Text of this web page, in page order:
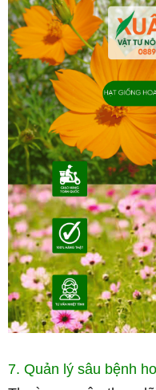
7. Quản lý sâu bệnh